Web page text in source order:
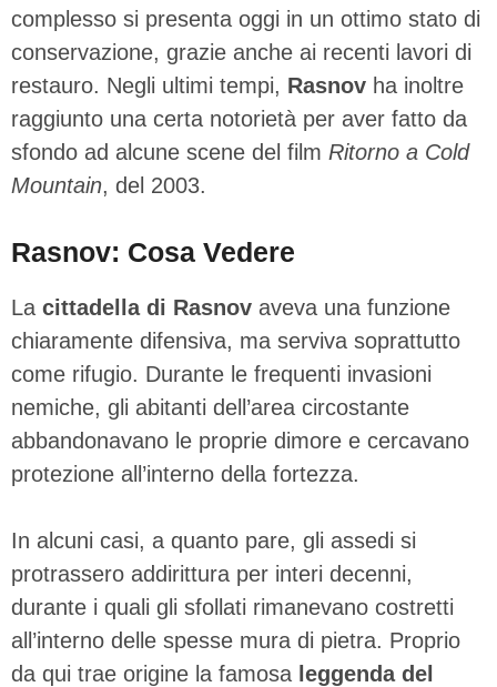
complesso si presenta oggi in un ottimo stato di
conservazione, grazie anche ai recenti lavori di
restauro. Negli ultimi tempi, Rasnov ha inoltre
raggiunto una certa notorietà per aver fatto da
sfondo ad alcune scene del film Ritorno a Cold
Mountain, del 2003.
Rasnov: Cosa Vedere
La cittadella di Rasnov aveva una funzione
chiaramente difensiva, ma serviva soprattutto
come rifugio. Durante le frequenti invasioni
nemiche, gli abitanti dell’area circostante
abbandonavano le proprie dimore e cercavano
protezione all’interno della fortezza.
In alcuni casi, a quanto pare, gli assedi si
protrassero addirittura per interi decenni,
durante i quali gli sfollati rimanevano costretti
all’interno delle spesse mura di pietra. Proprio
da qui trae origine la famosa leggenda del